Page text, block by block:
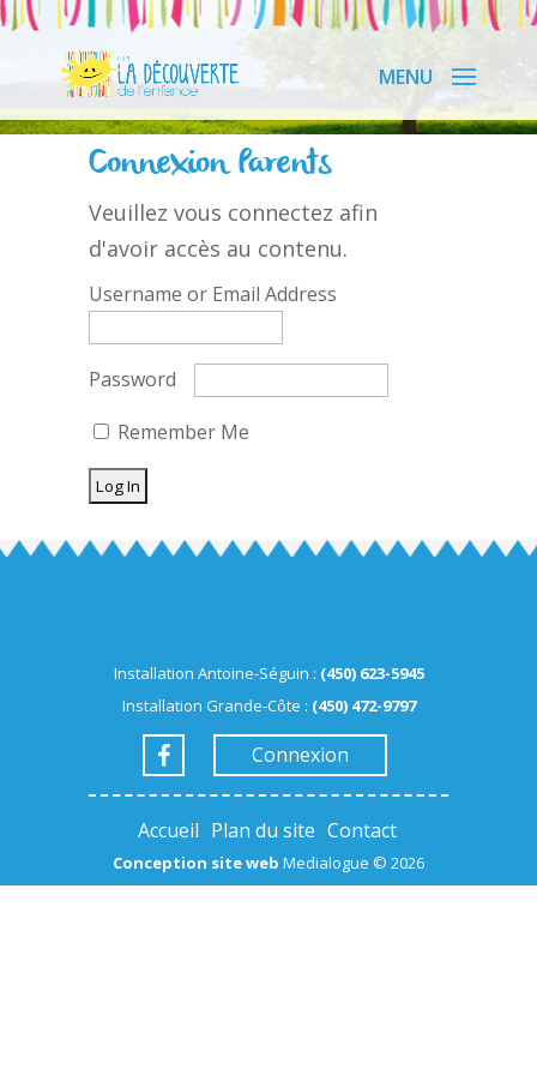
Connexion Parents
Veuillez vous connectez afin
d'avoir accès au contenu.
Username or Email Address
Password
Remember Me
Installation Antoine-Séguin : (450) 623-5945
Installation Grande-Côte : (450) 472-9797
Connexion
Accueil Plan du site Contact
Conception site web Medialogue © 2026